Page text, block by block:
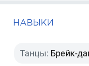
НАВЫКИ
Танцы: Брейк-